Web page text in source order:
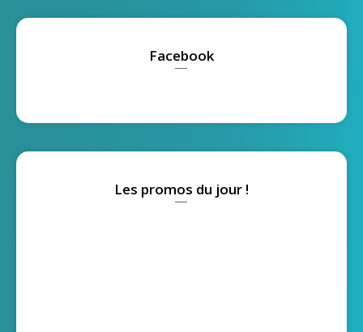
Facebook
Les promos du jour !